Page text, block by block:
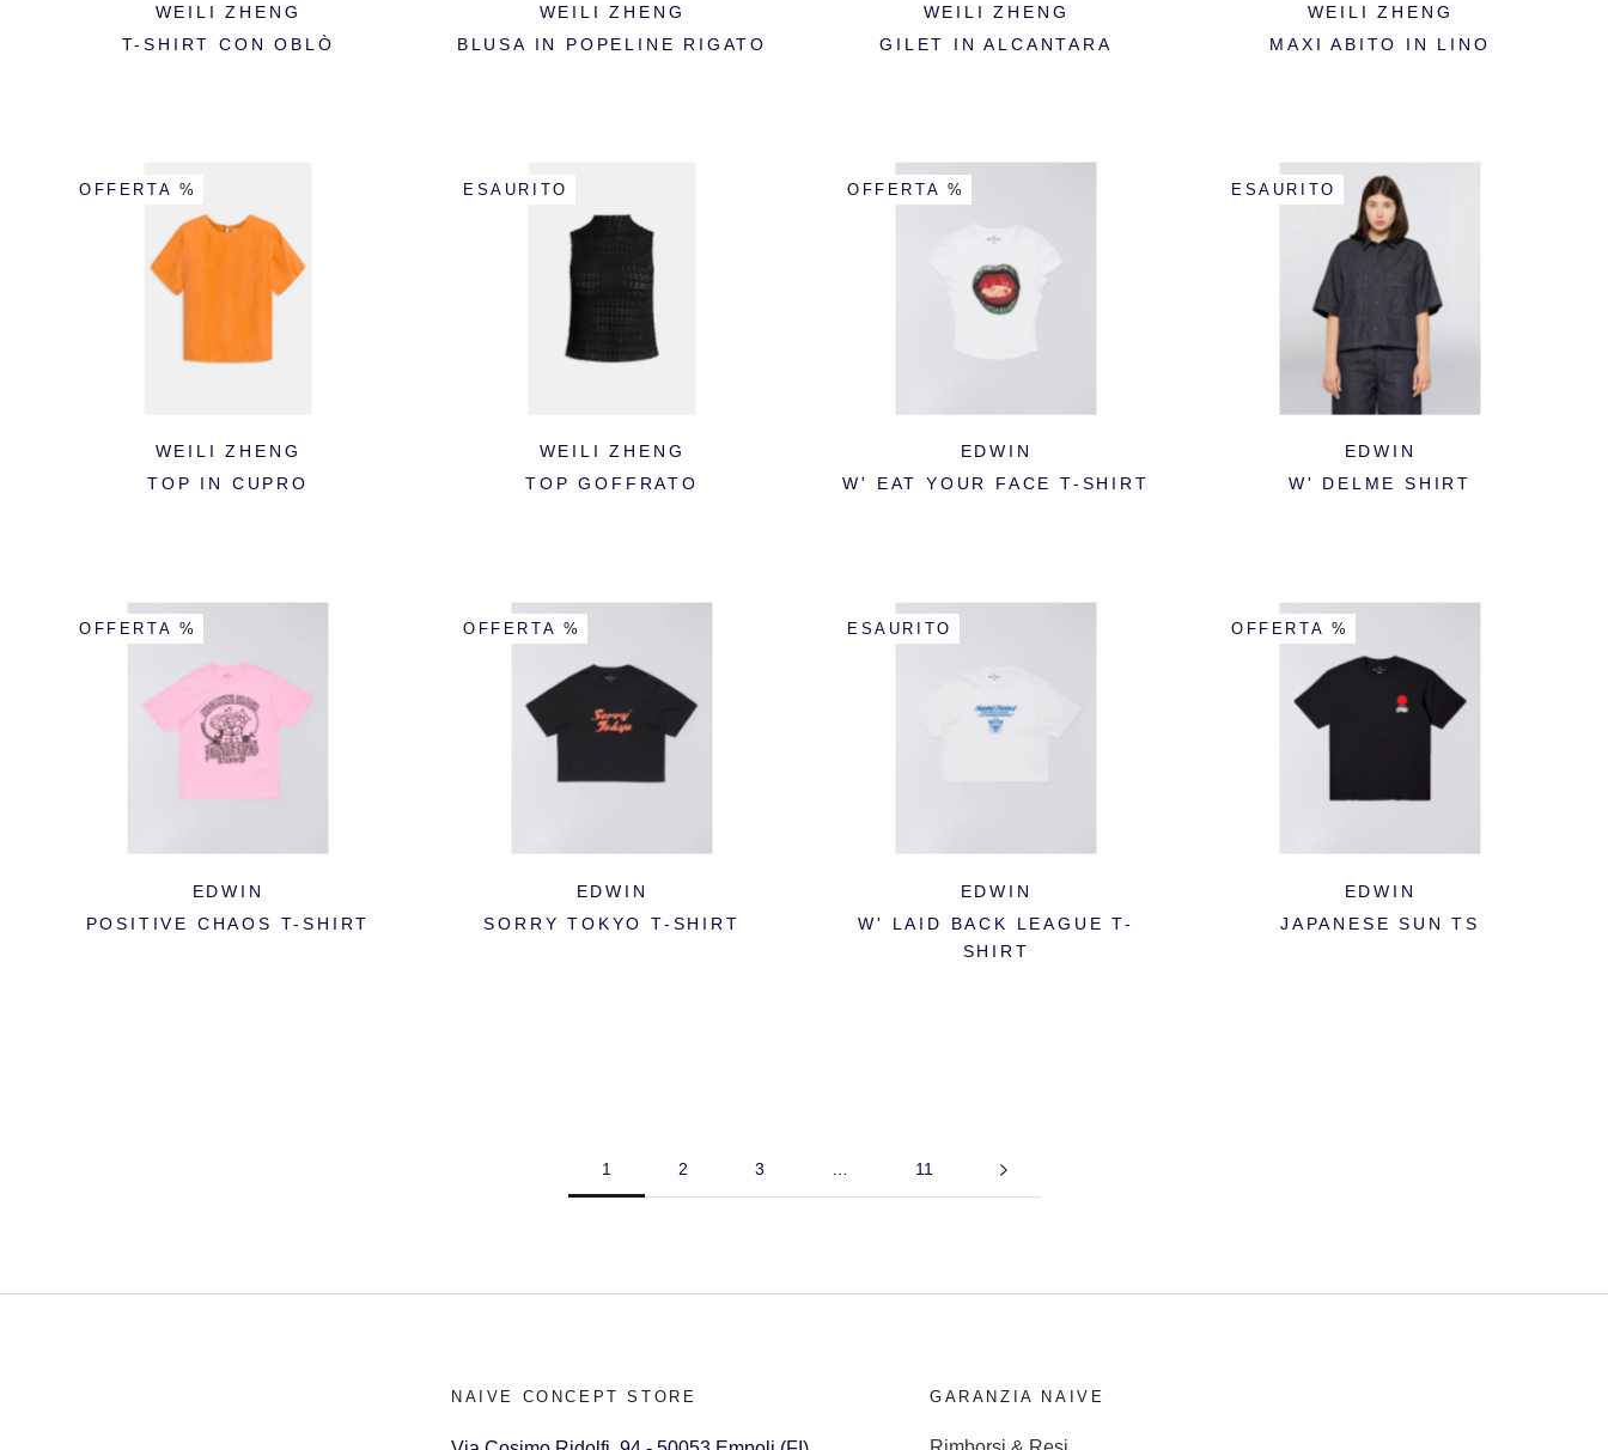
WEILI ZHENG
T-SHIRT CON OBLÒ
WEILI ZHENG
BLUSA IN POPELINE RIGATO
WEILI ZHENG
GILET IN ALCANTARA
WEILI ZHENG
MAXI ABITO IN LINO
OFFERTA %
WEILI ZHENG
TOP IN CUPRO
ESAURITO
WEILI ZHENG
TOP GOFFRATO
OFFERTA %
EDWIN
W' EAT YOUR FACE T-SHIRT
ESAURITO
EDWIN
W' DELME SHIRT
OFFERTA %
EDWIN
POSITIVE CHAOS T-SHIRT
OFFERTA %
EDWIN
SORRY TOKYO T-SHIRT
ESAURITO
EDWIN
W' LAID BACK LEAGUE T-
SHIRT
OFFERTA %
EDWIN
JAPANESE SUN TS
1 2 3 11
NAIVE CONCEPT STORE GARANZIA NAIVE